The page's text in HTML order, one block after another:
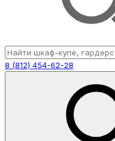
8 (812) 454-62-28